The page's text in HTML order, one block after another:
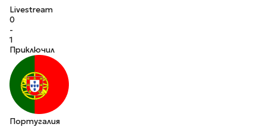
Livestream
0
-
1
Приключил
Португалия